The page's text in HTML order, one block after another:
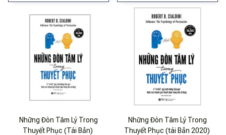
Những Đòn Tâm Lý Trong
Thuyết Phục (Tái Bản)
Những Đòn Tâm Lý Trong
Thuyết Phục (tái Bản 2020)